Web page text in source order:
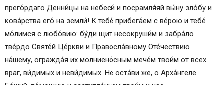
прего́рдаго Денни́цы на небеси́ и посрамля́яй вы́ну зло́бу и
кова́рства его́ на земли́! К тебе́ прибега́ем с ве́рою и тебе́
мо́лимся с любо́вию: бу́ди щит несокруши́м и забра́ло
тве́рдо Святе́й Це́ркви и Правосла́вному Оте́чествию
на́шему, огражда́я их молниено́сным мече́м твои́м от всех
враг, ви́димых и неви́димых. Не оста́ви же, о Арха́нгеле